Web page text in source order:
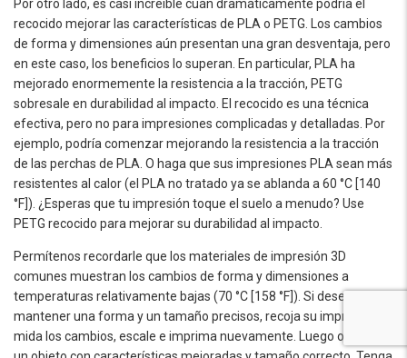
Por otro lado, es casi increíble cuán dramáticamente podría el
recocido mejorar las características de PLA o PETG. Los cambios
de forma y dimensiones aún presentan una gran desventaja, pero
en este caso, los beneficios lo superan. En particular, PLA ha
mejorado enormemente la resistencia a la tracción, PETG
sobresale en durabilidad al impacto. El recocido es una técnica
efectiva, pero no para impresiones complicadas y detalladas. Por
ejemplo, podría comenzar mejorando la resistencia a la tracción
de las perchas de PLA. O haga que sus impresiones PLA sean más
resistentes al calor (el PLA no tratado ya se ablanda a 60 °C [140
°F]). ¿Esperas que tu impresión toque el suelo a menudo? Use
PETG recocido para mejorar su durabilidad al impacto.
Permítenos recordarle que los materiales de impresión 3D
comunes muestran los cambios de forma y dimensiones a
temperaturas relativamente bajas (70 °C [158 °F]). Si desea
mantener una forma y un tamaño precisos, recoja su impresión,
mida los cambios, escale e imprima nuevamente. Luego obtienes